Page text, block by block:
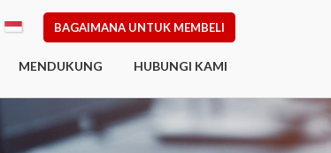
BAGAIMANA UNTUK MEMBELI
MENDUKUNG HUBUNGI KAMI